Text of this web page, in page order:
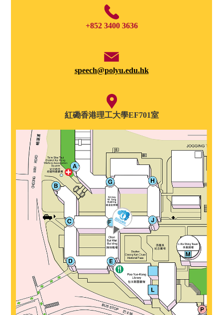
+852 3400 3636
speech@polyu.edu.hk
紅磡香港理工大學EF701室